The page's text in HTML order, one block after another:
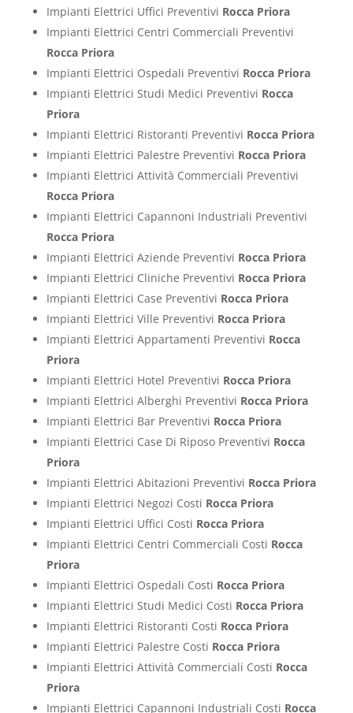
Impianti Elettrici Uffici Preventivi Rocca Priora
Impianti Elettrici Centri Commerciali Preventivi
Rocca Priora
Impianti Elettrici Ospedali Preventivi Rocca Priora
Impianti Elettrici Studi Medici Preventivi Rocca
Priora
Impianti Elettrici Ristoranti Preventivi Rocca Priora
Impianti Elettrici Palestre Preventivi Rocca Priora
Impianti Elettrici Attività Commerciali Preventivi
Rocca Priora
Impianti Elettrici Capannoni Industriali Preventivi
Rocca Priora
Impianti Elettrici Aziende Preventivi Rocca Priora
Impianti Elettrici Cliniche Preventivi Rocca Priora
Impianti Elettrici Case Preventivi Rocca Priora
Impianti Elettrici Ville Preventivi Rocca Priora
Impianti Elettrici Appartamenti Preventivi Rocca
Priora
Impianti Elettrici Hotel Preventivi Rocca Priora
Impianti Elettrici Alberghi Preventivi Rocca Priora
Impianti Elettrici Bar Preventivi Rocca Priora
Impianti Elettrici Case Di Riposo Preventivi Rocca
Priora
Impianti Elettrici Abitazioni Preventivi Rocca Priora
Impianti Elettrici Negozi Costi Rocca Priora
Impianti Elettrici Uffici Costi Rocca Priora
Impianti Elettrici Centri Commerciali Costi Rocca
Priora
Impianti Elettrici Ospedali Costi Rocca Priora
Impianti Elettrici Studi Medici Costi Rocca Priora
Impianti Elettrici Ristoranti Costi Rocca Priora
Impianti Elettrici Palestre Costi Rocca Priora
Impianti Elettrici Attività Commerciali Costi Rocca
Priora
Impianti Elettrici Capannoni Industriali Costi Rocca